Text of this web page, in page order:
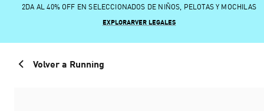
2DA AL 40% OFF EN SELECCIONADOS DE NIÑOS, PELOTAS Y MOCHILAS
EXPLORARVER LEGALES
Volver a Running